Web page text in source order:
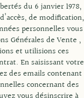
du 6 janvier 1978,
de modification,
personnelles vous
Générales de Vente ,
et utilisions ces
En saisissant votre
des emails contenant
concernant des